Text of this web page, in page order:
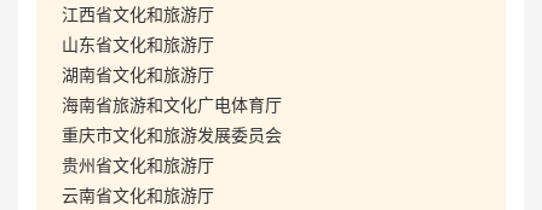
江西省文化和旅游厅
山东省文化和旅游厅
湖南省文化和旅游厅
海南省旅游和文化广电体育厅
重庆市文化和旅游发展委员会
贵州省文化和旅游厅
云南省文化和旅游厅